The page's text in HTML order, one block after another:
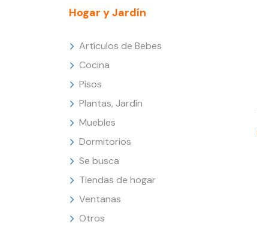
Hogar y Jardín
Artículos de Bebes
Cocina
Pisos
Plantas, Jardín
Muebles
Dormitorios
Se busca
Tiendas de hogar
Ventanas
Otros